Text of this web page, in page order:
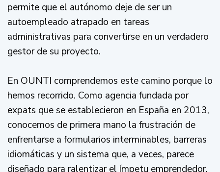
permite que el autónomo deje de ser un
autoempleado atrapado en tareas
administrativas para convertirse en un verdadero
gestor de su proyecto.
En OUNTI comprendemos este camino porque lo
hemos recorrido. Como agencia fundada por
expats que se establecieron en España en 2013,
conocemos de primera mano la frustración de
enfrentarse a formularios interminables, barreras
idiomáticas y un sistema que, a veces, parece
diseñado para ralentizar el ímpetu emprendedor.